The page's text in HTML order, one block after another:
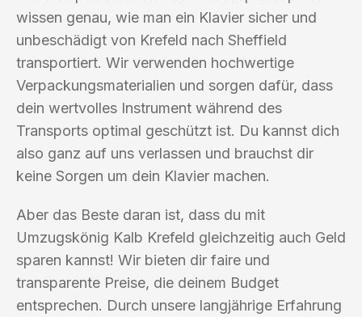
wissen genau, wie man ein Klavier sicher und
unbeschädigt von Krefeld nach Sheffield
transportiert. Wir verwenden hochwertige
Verpackungsmaterialien und sorgen dafür, dass
dein wertvolles Instrument während des
Transports optimal geschützt ist. Du kannst dich
also ganz auf uns verlassen und brauchst dir
keine Sorgen um dein Klavier machen.
Aber das Beste daran ist, dass du mit
Umzugskönig Kalb Krefeld gleichzeitig auch Geld
sparen kannst! Wir bieten dir faire und
transparente Preise, die deinem Budget
entsprechen. Durch unsere langjährige Erfahrung